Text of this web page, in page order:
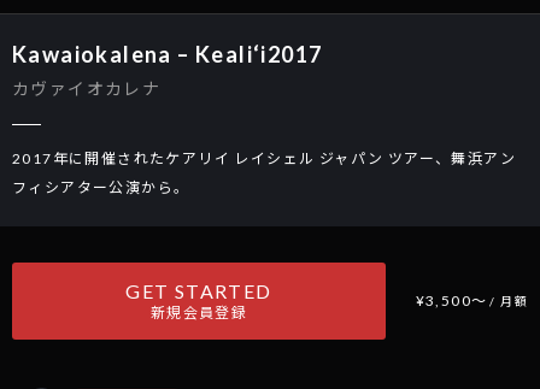
Kawaiokalena – Keali‘i2017
カヴァイオカレナ
2017年に開催されたケアリイ レイシェル ジャパン ツアー、舞浜アン
フィシアター公演から。
GET STARTED
新規会員登録
¥3,500〜 / 月額